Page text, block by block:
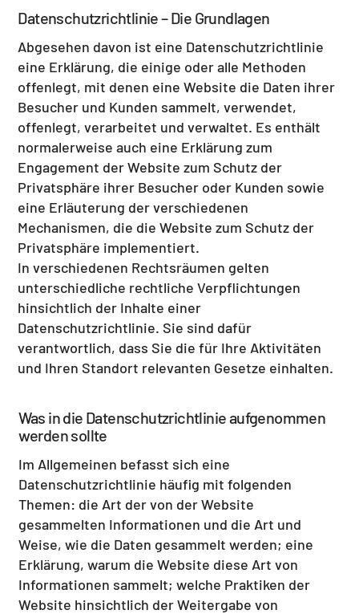
Datenschutzrichtlinie – Die Grundlagen
Abgesehen davon ist eine Datenschutzrichtlinie
eine Erklärung, die einige oder alle Methoden
offenlegt, mit denen eine Website die Daten ihrer
Besucher und Kunden sammelt, verwendet,
offenlegt, verarbeitet und verwaltet. Es enthält
normalerweise auch eine Erklärung zum
Engagement der Website zum Schutz der
Privatsphäre ihrer Besucher oder Kunden sowie
eine Erläuterung der verschiedenen
Mechanismen, die die Website zum Schutz der
Privatsphäre implementiert.
In verschiedenen Rechtsräumen gelten
unterschiedliche rechtliche Verpflichtungen
hinsichtlich der Inhalte einer
Datenschutzrichtlinie. Sie sind dafür
verantwortlich, dass Sie die für Ihre Aktivitäten
und Ihren Standort relevanten Gesetze einhalten.
Was in die Datenschutzrichtlinie aufgenommen
werden sollte
Im Allgemeinen befasst sich eine
Datenschutzrichtlinie häufig mit folgenden
Themen: die Art der von der Website
gesammelten Informationen und die Art und
Weise, wie die Daten gesammelt werden; eine
Erklärung, warum die Website diese Art von
Informationen sammelt; welche Praktiken der
Website hinsichtlich der Weitergabe von